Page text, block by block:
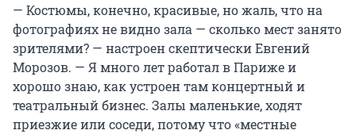
— Костюмы, конечно, красивые, но жаль, что на
фотографиях не видно зала — сколько мест занято
зрителями? — настроен скептически Евгений
Морозов. — Я много лет работал в Париже и
хорошо знаю, как устроен там концертный и
театральный бизнес. Залы маленькие, ходят
приезжие или соседи, потому что «местные